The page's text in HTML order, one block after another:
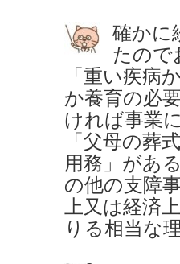
確かに
たので
「重い疾病
か養育の必
ければ事業
「父母の葬
用務」があ
の他の支障
上又は経済
りる相当な